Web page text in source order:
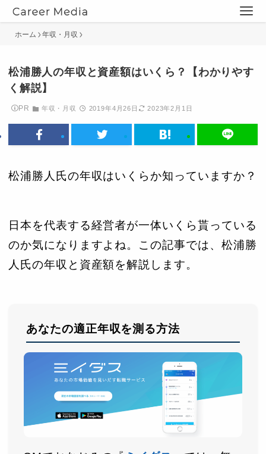
ホーム 年収・月収
松浦勝人の年収と資産額はいくら？【わかりやす
く解説】
PR 年収・月収 2019年4月26日 2023年2月1日
松浦勝人氏の年収はいくらか知っていますか？
日本を代表する経営者が一体いくら貰っている
のか気になりますよね。この記事では、松浦勝
人氏の年収と資産額を解説します。
あなたの適正年収を測る方法